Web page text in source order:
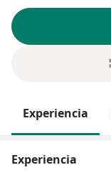
Experiencia
Experiencia